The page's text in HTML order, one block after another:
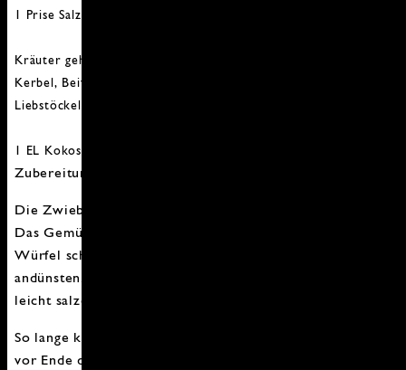
1 Prise Salz
Kräuter gehackt:
Kerbel, Beifuß
Liebstöckel,
1 EL Kokosnussbutter
Zubereitung:
Die Zwiebel schälen und in kleine Würfel schneiden.
Das Gemüse waschen, eventuell schälen und ebenfalls in
Würfel schneiden. Die Zwiebel in Kokosnussbutter
andünsten. Dann das zerkleinerte Gemüse zugeben und
leicht salzen.
So lange köcheln lassen bis das Gemüse weich ist. Kurz
vor Ende der Garzeit die Gewürze und die Hälfte der